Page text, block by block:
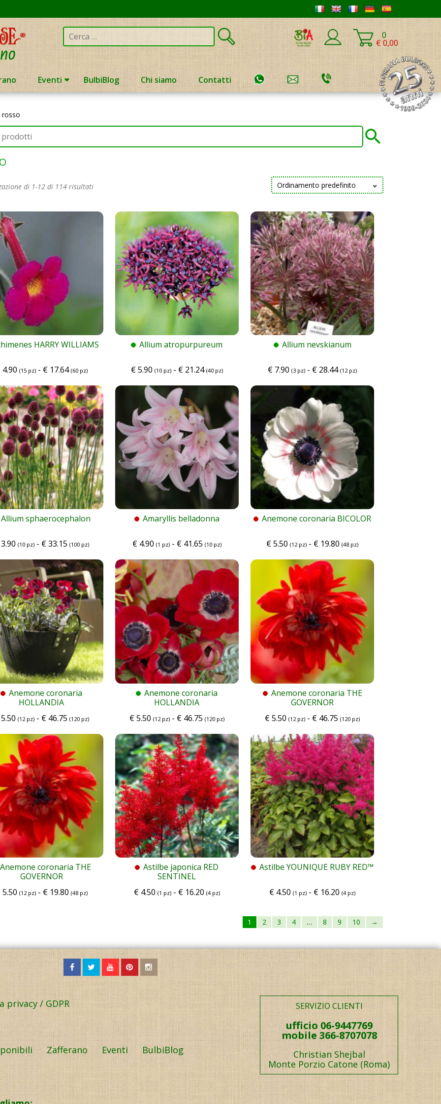
Cerca: 0
€ 0,00
Eventi BulbiBlog Chi siamo Contatti
rosso
di 1-12 di 114 risultati
HARRY WILLIAMS
4.90 (15 pz)- €17.64 (60 pz)
Allium atropurpureum
€5.90 (10 pz)- €21.24 (40 pz)
Allium nevskianum
€ 7.90 (3 pz) - € 28.44 (12 pz)
Allium sphaerocephalon
(10 pz)- €33.15 (100 pz)
Amaryllis belladonna
€4.90 (1 pz)- €41.65 (10 pz)
Anemone coronaria BICOLOR
€5.50 (12 pz) - € 19.80 (48 pz)
Anemone coronaria
HOLLANDIA
(12 pz)- €46.75 (120 pz)
Anemone coronaria
HOLLANDIA
€5.50 (12 pz)- €46.75 (120 pz)
Anemone coronaria THE
GOVERNOR
€5.50 (12 pz) - € 46.75 (120 pz)
Anemone coronaria THE
GOVERNOR
5.50 (12 pz)- €19.80 (48 pz)
Astilbe japonica RED
SENTINEL
€4.50 (1 pz)- €16.20 (4 pz)
Astilbe YOUNIQUE RUBY RED™
€ 4.50 (1 pz) - € 16.20 (4 pz)
1 2 3 4 … 8 9 10 →
SERVIZIO CLIENTI
ufficio 06-9447769
mobile 366-8707078
Christian Shejbal
Monte Porzio Catone (Roma)
privacy / GDPR
Zafferano Eventi BulbiBlog